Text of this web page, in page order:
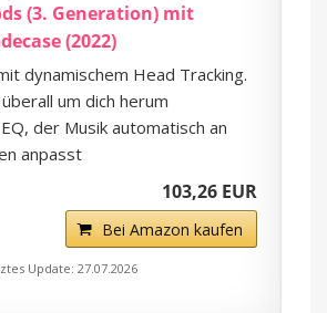
(3. Generation) mit
(2022)
dynamischem Head Tracking.
um dich herum
der Musik automatisch an
anpasst
103,26 EUR
Bei Amazon kaufen
Update: 27.07.2026